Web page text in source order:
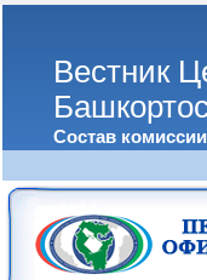
Вестник
Состав комиссии